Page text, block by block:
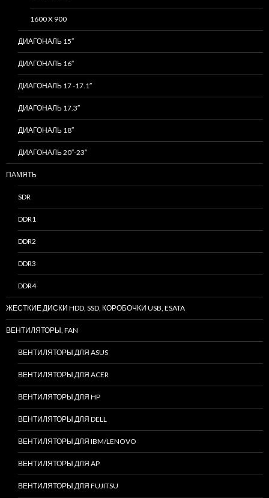
1600 X 900
ДИАГОНАЛЬ 15″
ДИАГОНАЛЬ 16″
ДИАГОНАЛЬ 17 -17.1″
ДИАГОНАЛЬ 17.3″
ДИАГОНАЛЬ 18″
ДИАГОНАЛЬ 20″-23″
ПАМЯТЬ
SDR
DDR1
DDR2
DDR3
DDR4
ЖЕСТКИЕ ДИСКИ HDD, SSD, КОРОБОЧКИ USB, ESATA
ВЕНТИЛЯТОРЫ, FAN
ВЕНТИЛЯТОРЫ ДЛЯ ASUS
ВЕНТИЛЯТОРЫ ДЛЯ ACER
ВЕНТИЛЯТОРЫ ДЛЯ HP
ВЕНТИЛЯТОРЫ ДЛЯ DELL
ВЕНТИЛЯТОРЫ ДЛЯ IBM/LENOVO
ВЕНТИЛЯТОРЫ ДЛЯ AP
ВЕНТИЛЯТОРЫ ДЛЯ FUJITSU